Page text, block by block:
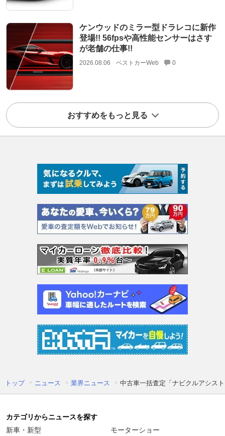
ケンウッドのミラー型ドラレコに新作
登場!! 56fpsや高性能センサーはさす
が老舗の仕事!!
2026.08.06 ベストカーWeb 0
おすすめをもっと見る
トップ ニュース 業界ニュース 中古車一括査定「ナビクルアシス
カテゴリからニュースを探す
新車・新型
モーターショー